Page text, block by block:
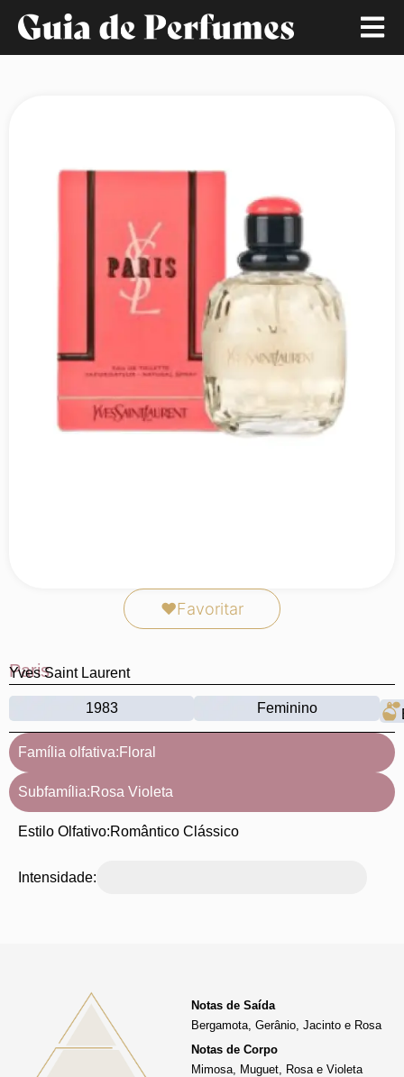
❤Favoritar
Paris
Yves Saint Laurent
1983 Feminino
Família olfativa: Floral
Subfamília: Rosa Violeta
Estilo Olfativo:Romântico Clássico
Intensidade:
Notas de Saída
Bergamota, Gerânio, Jacinto e Rosa
Notas de Corpo
Mimosa, Muguet, Rosa e Violeta